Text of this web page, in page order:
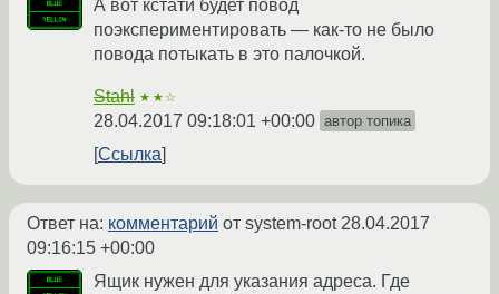
А вот кстати будет повод
поэкспериментировать — как-то не было
повода потыкать в это палочкой.
Stahl ★★☆
28.04.2017 09:18:01 +00:00 автор топика
Ссылка
Ответ на: комментарий от system-root28.04.2017
09:16:15 +00:00
Ящик нужен для указания адреса. Где